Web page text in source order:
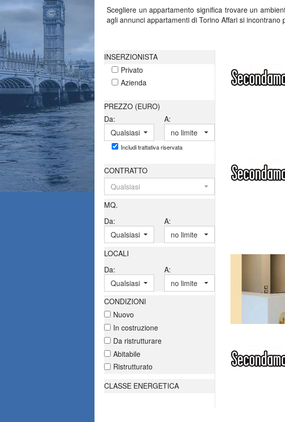
Scegliere un appartamento significa trovare un
agli annunci appartamenti di Torino Affari si
Un panorama ricco di
Dalle metrature contenute perfette per chi cerca
numerosi profili abitativi. Ogni scheda presenta
ciascun immobile. Sul portale sono presenti anche
Una scelta che guarda
Trovare la casa giusta significa interpretare bisogni
sezione annunci appartamenti di Torino Affari
INSERZIONISTA
Privato
Azienda
PREZZO (EURO)
Da:
A:
Qualsiasi
no limite
Includi trattativa riservata
CONTRATTO
Qualsiasi
MQ.
Da:
A:
Qualsiasi
no limite
LOCALI
Da:
A:
Qualsiasi
no limite
CONDIZIONI
Nuovo
In costruzione
Da ristrutturare
Abitabile
Ristrutturato
CLASSE ENERGETICA